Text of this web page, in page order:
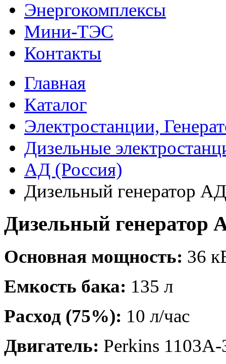
Энергокомплексы
Мини-ТЭС
Контакты
Главная
Каталог
Электростанции,
Дизельные
АД (Россия)
Дизельный генератор
Дизельный генератор
Основная мощность: 36
Емкость бака: 135 л
Расход (75%): 10 л/час
Двигатель: Perkins